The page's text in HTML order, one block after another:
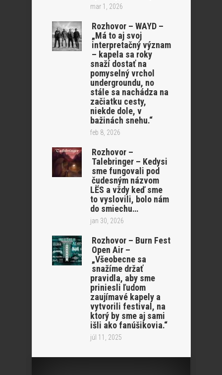
mar 1, 2026
Rozhovor – WAYD –
„Má to aj svoj
interpretačný význam
– kapela sa roky
snaží dostať na
pomyselný vrchol
undergroundu, no
stále sa nachádza na
začiatku cesty,
niekde dole, v
bažinách snehu.“
feb 8, 2026
Rozhovor –
Talebringer – Kedysi
sme fungovali pod
čudesným názvom
LËS a vždy keď sme
to vyslovili, bolo nám
do smiechu…
jan 30, 2026
Rozhovor – Burn Fest
Open Air –
„Všeobecne sa
snažíme držať
pravidla, aby sme
priniesli ľudom
zaujímavé kapely a
vytvorili festival, na
ktorý by sme aj sami
išli ako fanúšikovia.“
júl 11, 2025